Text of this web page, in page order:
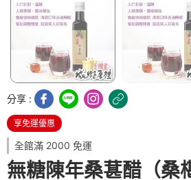
分享 :
享免運優惠
全館滿 2000 免運
無糖陳年桑葚醋（桑